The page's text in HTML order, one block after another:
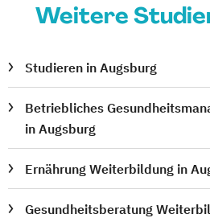
Weitere
Studieren in Augsburg
Betriebliches
in Augsburg
Ernährung Weiterbildung in
Gesundheitsberatung